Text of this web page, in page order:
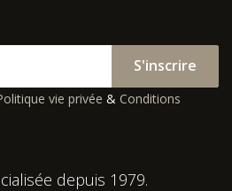
S'inscrire
vie privée & Conditions
depuis 1979.